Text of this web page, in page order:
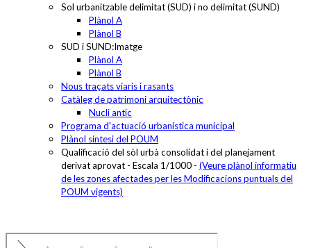
Sol urbanitzable delimitat (SUD) i no delimitat (SUND)
Plànol A
Plànol B
SUD i SUND:Imatge
Plànol A
Plànol B
Nous traçats viaris i rasants
Catàleg de patrimoni arquitectònic
Nucli antic
Programa d'actuació urbanística municipal
Plànol síntesi del POUM
Qualificació del sòl urbà consolidat i del planejament
derivat aprovat - Escala 1/1000 - (Veure plànol informatiu
de les zones afectades per les Modificacions puntuals del
POUM vigents)